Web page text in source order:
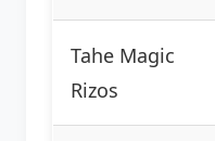
Tahe Magic
Rizos